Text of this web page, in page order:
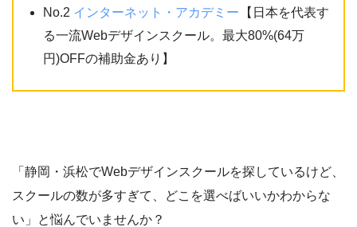
No.2 インターネット・アカデミー
【日本を代表す
る一流Webデザインスクール。最大80%(64万
円)OFFの補助金あり】
「静岡・浜松でWebデザインスクールを探しているけど、
スクールの数が多すぎて、どこを選べばいいかわからな
い」と悩んでいませんか？